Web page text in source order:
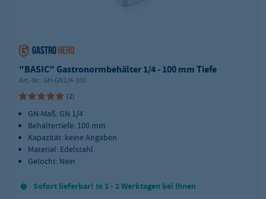
"BASIC" Gastronormbehälter 1/4 - 100 mm Tiefe
Art.-Nr.: GH-GN1/4-100
(2)
GN-Maß: GN 1/4
Behältertiefe: 100 mm
Kapazität: keine Angaben
Material: Edelstahl
Gelocht: Nein
Sofort lieferbar! In 1 - 2 Werktagen bei Ihnen